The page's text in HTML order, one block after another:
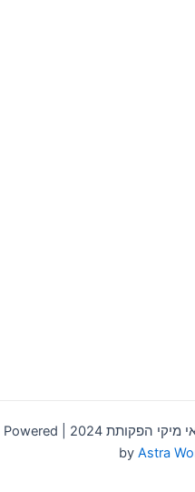
Copyright © 2026 הקרקס האפריקאי מיקי הפקותת 2024 | Powered
by Astra